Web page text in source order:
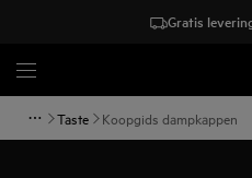
Gratis
Taste Koopgids dampkappen